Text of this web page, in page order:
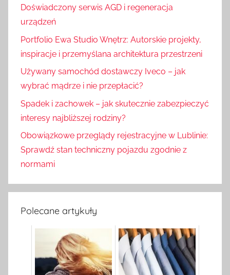
Doświadczony serwis AGD i regeneracja
urządzeń
Portfolio Ewa Studio Wnętrz: Autorskie projekty,
inspiracje i przemyślana architektura przestrzeni
Używany samochód dostawczy Iveco – jak
wybrać mądrze i nie przepłacić?
Spadek i zachowek – jak skutecznie zabezpieczyć
interesy najbliższej rodziny?
Obowiązkowe przeglądy rejestracyjne w Lublinie:
Sprawdź stan techniczny pojazdu zgodnie z
normami
Polecane artykuły